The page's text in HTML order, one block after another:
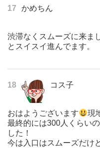
17 かめちん
渋滞なくスムーズに来ま
とスイスイ進んでます。
18 コス子
おはようございます
現
最終的には300人くらい
した！
今は入口はスムーズだけ